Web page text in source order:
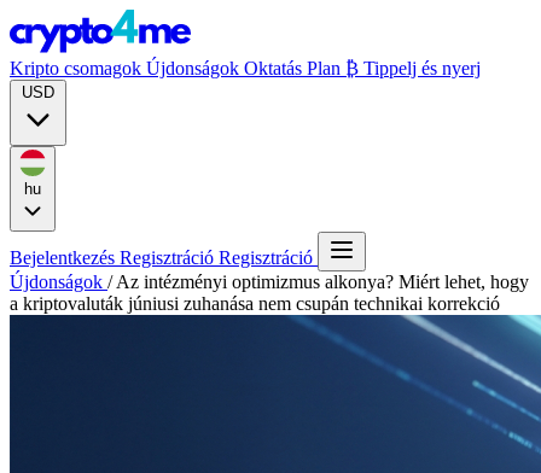
Kripto csomagok Újdonságok Oktatás Plan ₿ Tippelj és nyerj
Bejelentkezés Regisztráció Regisztráció
Újdonságok / Az intézményi optimizmus alkonya? Miért lehet, hogy
a kriptovaluták júniusi zuhanása nem csupán technikai korrekció